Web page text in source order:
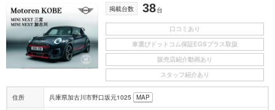
掲載台数 38台
口コミあり
車選びドットコム保証EGSプラス取扱
販売店紹介動画あり
スタッフ紹介あり
住所 兵庫県加古川市野口坂元1025 MAP